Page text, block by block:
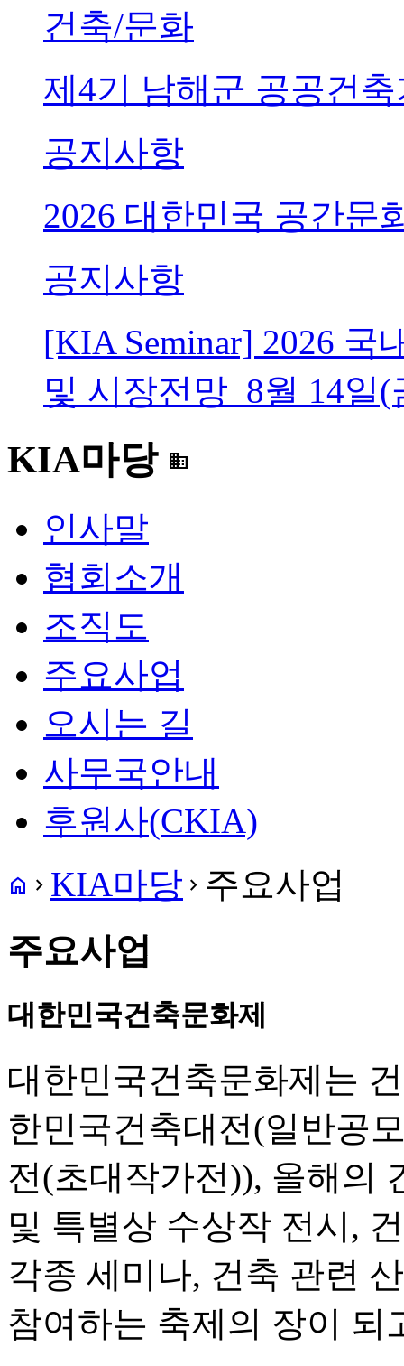
건축/문화
제4기 남해군 공공건
공지사항
2026 대한민국 공간문
공지사항
[KIA Seminar] 2026 국
및 시장전망_8월 14일(
KIA마당 domain
인사말
협회소개
조직도
주요사업
오시는 길
사무국안내
후원사(CKIA)
home navigate_next KIA마당 navigate_next 주요사업
주요사업
대한민국건축문화제
대한민국건축문화제는
한민국건축대전(일반공
전(초대작가전)), 올해의
및 특별상 수상작 전시,
각종 세미나, 건축 관련
참여하는 축제의 장이 되